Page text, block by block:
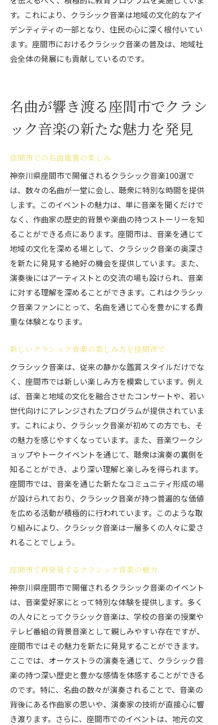
座間市でのクラシック音楽が持つ特別な力
クラシック音楽が座間市で心を動かす理由
座間市で感じるクラシック音楽の深い感動
す。これにより、クラシック音楽は地域の文化的なアイ
デンティティの一部となり、住民の心に深く根付いてい
ます。座間市におけるクラシック音楽の普及は、地域社
会全体の発展にも貢献しているのです。
名曲が響き渡る座間市でクラシ
ック音楽の新たな魅力を発見
座間市での名曲鑑賞の楽しみ
神奈川県座間市で開催されるクラシック音楽100選で
は、数々の名曲が一堂に会し、聴衆に特別な時間を提供
します。このイベントの魅力は、単に音楽を聞くだけで
なく、作曲家の歴史的背景や楽曲の持つストーリーを知
ることができる点にあります。座間市は、音楽を通じて
地域の文化を深める場として、クラシック音楽の奥深さ
を新たに発見する絶好の機会を提供しています。また、
演奏後にはアーティストとの交流の場も設けられ、音楽
に対する理解を深めることができます。これはクラシッ
ク音楽ファンにとって、名曲を通じて心を豊かにする貴
重な体験となります。
新しいクラシック音楽の楽しみ方を座間市で
クラシック音楽は、従来の静かな鑑賞スタイルだけでな
く、座間市では新しい楽しみ方を模索しています。例え
ば、音楽と地域の文化を融合させたコンサートや、若い
世代向けにアレンジされたプログラムが提供されていま
す。これにより、クラシック音楽が初めての方でも、そ
の魅力を感じやすくなっています。また、音楽ワークシ
ョップやトークイベントを通じて、聴衆は演奏の裏側を
知ることができ、より深い理解と楽しみを得られます。
座間市では、音楽を通じた新たなコミュニティ形成の場
が設けられており、クラシック音楽が持つ普遍的な価値
を広める活動が積極的に行われています。このような取
り組みにより、クラシック音楽は一層多くの人々に愛さ
れることでしょう。
座間市で再発見するクラシック音楽の魅力
神奈川県座間市で開催されるクラシック音楽のイベント
は、音楽愛好家にとって特別な体験を提供します。多く
の人々にとってクラシック音楽は、学校の音楽の授業や
テレビ番組の背景音楽として親しみやすい存在ですが、
座間市ではその魅力を新たに発見することができます。
ここでは、オーケストラの演奏を通じて、クラシック音
楽の持つ深い歴史と豊かな感情を体感することができる
のです。特に、名曲の数々が演奏されることで、音楽の
背後にある作曲家の思いや、演奏家の技術が直接心に響
き渡ります。さらに、座間市でのイベントは、地元の文